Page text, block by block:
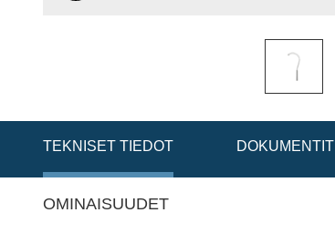
TEKNISET TIEDOT DOKUMENTIT
OMINAISUUDET